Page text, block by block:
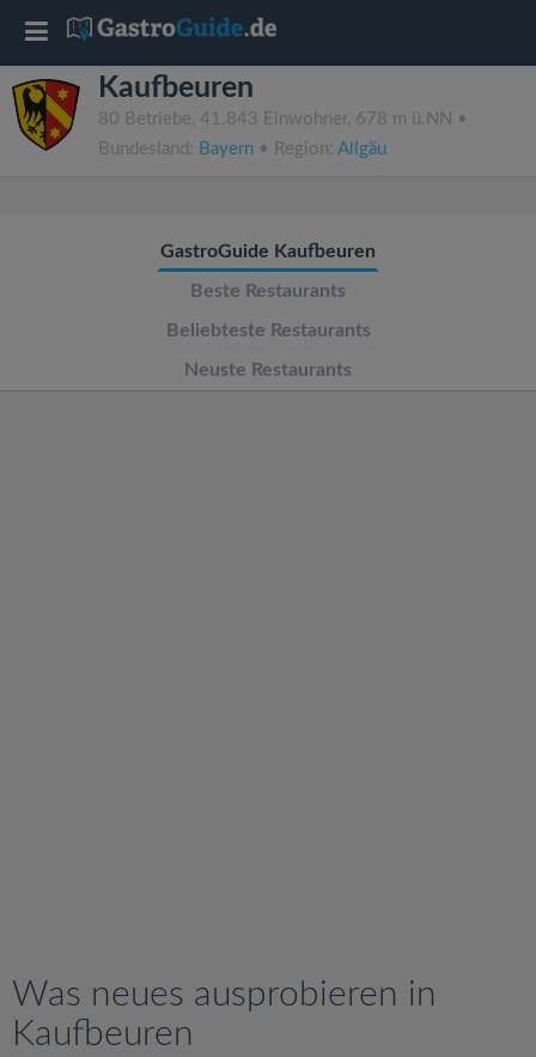
Kaufbeuren
80 Betriebe, 41.843 Einwohner, 678 m ü.NN •
Bundesland: Bayern • Region: Allgäu
GastroGuide Kaufbeuren
Beste Restaurants
Beliebteste Restaurants
Neuste Restaurants
Was neues ausprobieren in
Kaufbeuren
T
o
g
n